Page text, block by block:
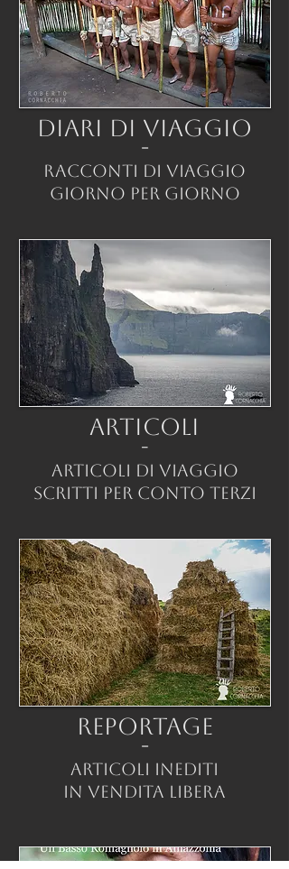
DIARI DI VIAGGIO
-
RACCONTI DI VIAGGIO
GIORNO PER GIORNO
ARTICOLI
-
ARTICOLI DI VIAGGIO
SCRITTI PER CONTO TERZI
REPORTAGE
-
ARTICOLI INEDITI
IN VENDITA LIBERA